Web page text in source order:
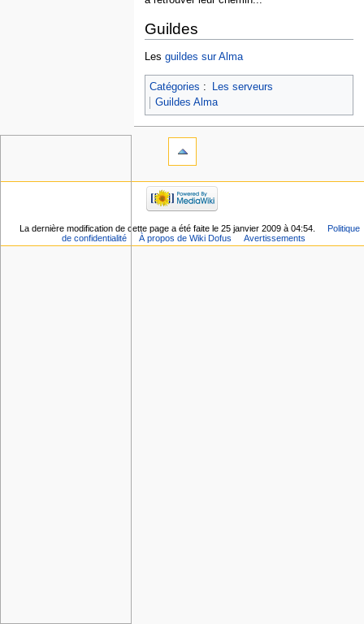
Guildes
Les guildes sur Alma
Catégories :
Les serveurs
Guildes Alma
La dernière modification de cette page a été faite le 25 janvier 2009 à 04:54.
Politique
de confidentialité
À propos de Wiki Dofus Avertissements